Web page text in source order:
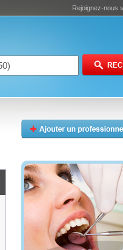
Rejoignez-nous